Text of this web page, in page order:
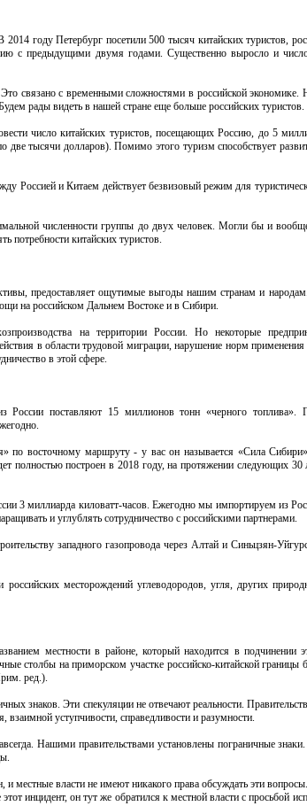
2014 году Петербург посетили 500 тысяч китайских туристов,
с предыдущими двумя годами. Существенно выросло и
связано с временными сложностями в российской
рады видеть в нашей стране еще больше российских туристов.
число китайских туристов, посещающих Россию, до 5
тысячи долларов). Помимо этого туризм способствует
Россией и Китаем действует безвизовый режим для
численности группы до двух человек. Могли бы и
потребности китайских туристов.
предоставляет ощутимые выгоды нашим странам и
на российском Дальнем Востоке и в Сибири.
на территории России. Но некоторые
в области трудовой миграции, нарушение норм
в этой сфере.
поставляют 15 миллионов тонн «черного топлива».
по восточному маршруту - у вас он называется «Сила
полностью построен в 2018 году, на протяжении следующих
3 миллиарда киловатт-часов. Ежегодно мы импортируем из
и углублять сотрудничество с российскими партнерами.
западного газопровода через Алтай и Синьцзян-
месторождений углеводородов, угля, других
местности в районе, который находится в подчинении
столбы на приморском участке российско-китайской границы
ред.).
знаков. Эти спекуляции не отвечают реальности.
взаимной уступчивости, справедливости и разумности.
Нашими правительствами установлены пограничные
местные власти не имеют никакого права обсуждать эти
инцидент, он тут же обратился к местной власти с просьбой